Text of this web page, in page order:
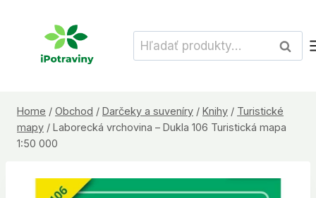
Hľadať:
Home / Obchod / Darčeky a suveníry / Knihy / Turistické
mapy / Laborecká vrchovina – Dukla 106 Turistická mapa
1:50 000